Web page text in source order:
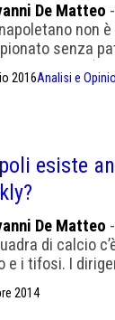
De Matteo
non
senza
una volta (la
ci è stata
2016Analisi e
esiste
De Matteo
di calcio
e i tifosi. I
stile, tanto
2014